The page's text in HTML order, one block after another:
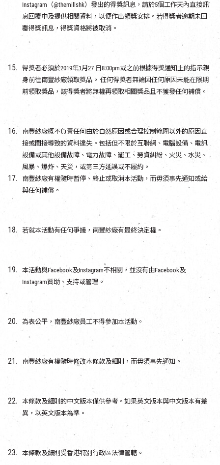
Instagram（@themillshk）發出的得獎訊息，請於5個工作天內直接訊
息回覆中及提供相關資料，以便作出領獎安排。若得獎者逾期未回
覆得獎訊息，得獎資格將被取消。
得獎者必須於2019年1月27 日8:00pm或之前根據得獎通知上的指示親
身前往南豐紗廠領取獎品。 任何得獎者無論因任何原因未能在限期
前領取獎品，該得獎者將無權再領取相關獎品且不獲發任何補償。
南豐紗廠概不負責任何由於自然原因或合理控制範圍以外的原因直
接或間接導致的資料違失。包括但不限於互聯網、電腦設備、電訊
設備或其他設備故障、電力故障、罷工、勞資糾紛、火災、水災、
風暴、爆炸、天災，或第三方延誤或不履約。
南豐紗廠有權隨時暫停、終止或取消本活動，而毋須事先通知或給
與任何補償。
若就本活動有任何爭議，南豐紗廠有最終決定權。
本活動與Facebook及Instagram不相關，並沒有由Facebook及
Instagram贊助、支持或管理。
為表公平，南豐紗廠員工不得參加本活動。
南豐紗廠有權隨時修改本條款及細則，而毋須事先通知。
本條款及細則的中文版本僅供參考。如果英文版本與中文版本有差
異，以英文版本為準。
本條款及細則受香港特別行政區法律管轄。